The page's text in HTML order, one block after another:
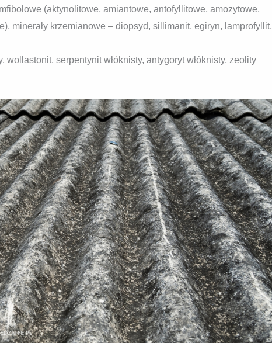
(aktynolitowe, amiantowe, antofyllitowe, amozytowe,
minerały krzemianowe – diopsyd, sillimanit, egiryn, lamprofyllit,
wollastonit, serpentynit włóknisty, antygoryt włóknisty, zeolity